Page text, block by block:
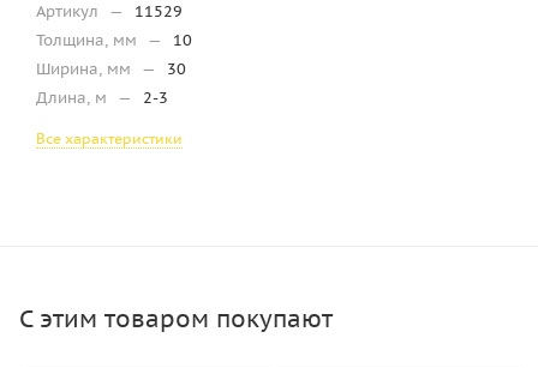
Артикул
—
11529
Толщина, мм
—
10
Ширина, мм
—
30
Длина, м
— 2-3
Все характеристики
С этим товаром покупают